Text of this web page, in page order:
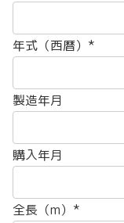
年式（西暦）*
製造年月
購入年月
全長（m）*